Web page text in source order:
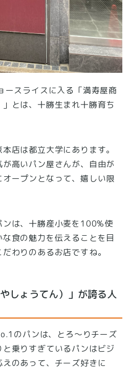
ースライスに入る「満寿屋商
とは、十勝生まれ十勝育ち
店は都立大学にあります。
高いパン屋さんが、自由が
ープンとなって、嬉しい限
ンは、十勝産小麦を100%使
食の魅力を伝えることを目
わりのあるお店ですね。
しょうてん）」が誇る人
のパンは、とろ〜りチーズ
乗りすぎているパンはビジ
のあって、チーズ好きに